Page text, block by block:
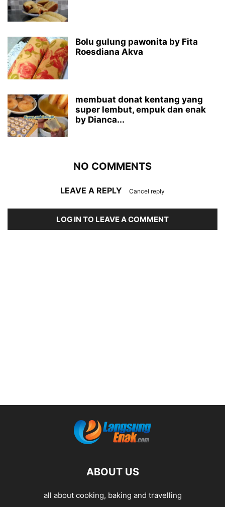
Bolu gulung pawonita by Fita
Roesdiana Akva
membuat donat kentang yang
super lembut, empuk dan enak
by Dianca...
NO COMMENTS
LEAVE A REPLY Cancel reply
LOG IN TO LEAVE A COMMENT
ABOUT US
all about cooking, baking and travelling